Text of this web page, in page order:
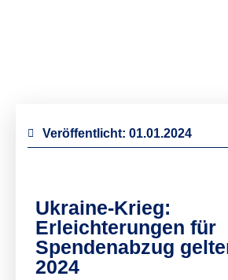
Veröffentlicht: 01.01.2024
Ukraine-Krieg:
Erleichterungen für
Spendenabzug
2024